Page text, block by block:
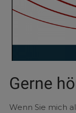
Gerne
Wenn Sie mich